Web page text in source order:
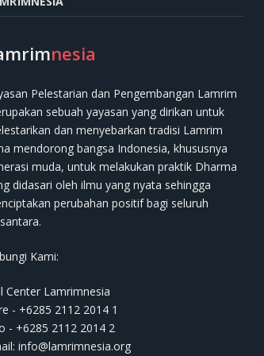
nesia
Pelestarian dan Pengembangan Lamrim
sebuah yayasan yang dirikan untuk
dan menyebarkan tradisi Lamrim
mendorong bangsa Indonesia, khususnya
muda, untuk melakukan praktik Dharma
didasari oleh ilmu yang nyata sehingga
perubahan positif bagi seluruh
Kami:
Center Lamrimnesia
- +6285 2112 2014 1
- +6285 2112 2014 2
info@lamrimnesia.org